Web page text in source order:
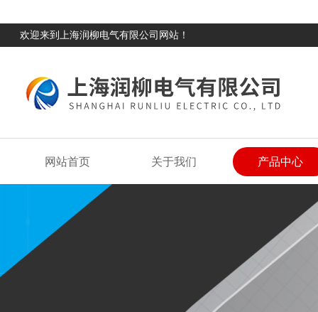
欢迎来到上海润柳电气有限公司网站！
网站首页 关于我们 产品中心